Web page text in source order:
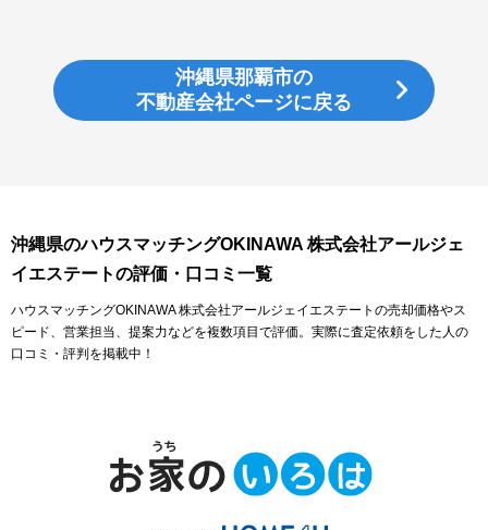
沖縄県那覇市の
不動産会社ページに戻る
沖縄県のハウスマッチングOKINAWA 株式会社アールジェ
イエステートの評価・口コミ一覧
ハウスマッチングOKINAWA 株式会社アールジェイエステートの売却価格やス
ピード、営業担当、提案力などを複数項目で評価。実際に査定依頼をした人の
口コミ・評判を掲載中！